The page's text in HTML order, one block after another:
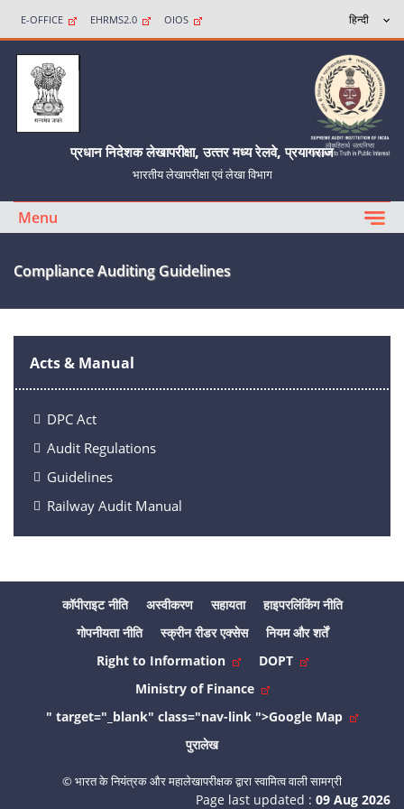
E-OFFICE EHRMS2.0 OIOS
प्रधान निदेशक लेखापरीक्षा, उत्‍तर मध्‍य रेलवे, प्रयागराज
भारतीय लेखापरीक्षा एवं लेखा विभाग
Menu
Compliance Auditing Guidelines
Acts & Manual
DPC Act
Audit Regulations
Guidelines
Railway Audit Manual
कॉपीराइट नीति अस्वीकरण सहायता
हाइपरलिंकिंग नीति
गोपनीयता नीति
स्क्रीन रीडर एक्सेस
नियम और शर्तें
Right to Information
DOPT
Ministry of Finance
" target="_blank" class="nav-link ">Google Map
पुरालेख
© भारत के नियंत्रक और महालेखापरीक्षक द्वारा स्वामित्व वाली सामग्री
Page last updated : 09 Aug 2026